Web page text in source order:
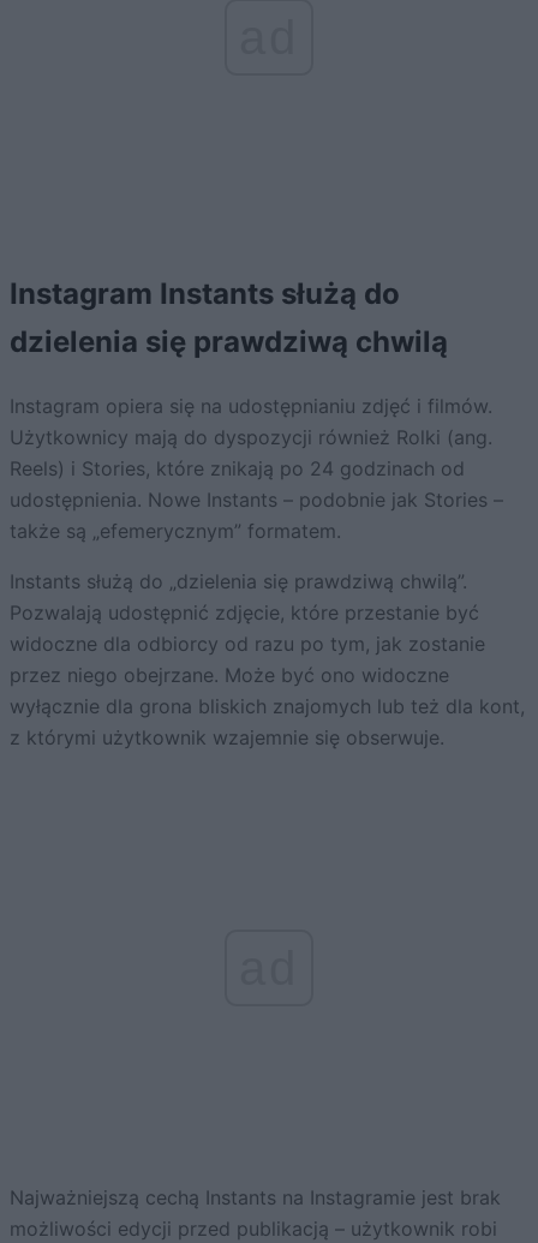
Instagram Instants służą do
dzielenia się prawdziwą chwilą
Instagram opiera się na udostępnianiu zdjęć i filmów.
Użytkownicy mają do dyspozycji również Rolki (ang.
Reels) i Stories, które znikają po 24 godzinach od
udostępnienia. Nowe Instants – podobnie jak Stories –
także są „efemerycznym” formatem.
Instants służą do „dzielenia się prawdziwą chwilą”.
Pozwalają udostępnić zdjęcie, które przestanie być
widoczne dla odbiorcy od razu po tym, jak zostanie
przez niego obejrzane. Może być ono widoczne
wyłącznie dla grona bliskich znajomych lub też dla kont,
z którymi użytkownik wzajemnie się obserwuje.
Najważniejszą cechą Instants na Instagramie jest brak
możliwości edycji przed publikacją – użytkownik robi